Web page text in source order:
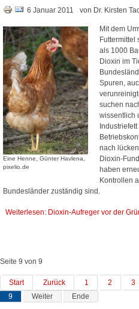
6 Januar 2011 von Dr. Kirsten
Eine Henne, Günter Havlena,
pixelio.de
Mit dem
Futtermittel
als 1000
Dioxin im
Spuren,
suchen
wissentlich
nach
Dioxin-
haben
Kontrollen
Bundesländer zuständig sind.
Weiterlesen: Dioxin-Aufreger vor der
Seite 9 von 9
Start Zurück 1 2 3
9
Weiter Ende